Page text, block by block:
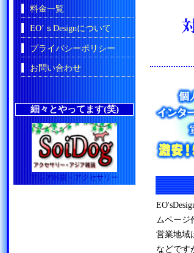
ムページ
営業地域
などです
料金一覧
EO’ｓDesignについて
プライバシーポリシー
お問い合わせ
細々とやってます(笑)
アジア雑貨・アクセサリー